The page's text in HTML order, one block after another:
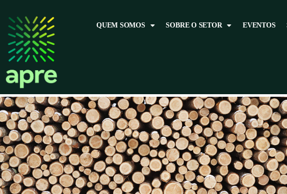
QUEM SOMOS SOBRE O SETOR EVENTOS